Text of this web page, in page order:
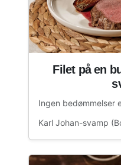
Filet på en
Ingen bedømmelser
Karl Johan-svamp